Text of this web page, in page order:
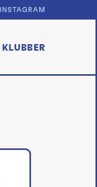
INSTAGRAM
KLUBBER